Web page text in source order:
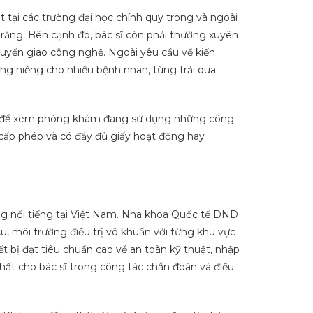
tại các trường đại học chính quy trong và ngoài
Bên cạnh đó, bác sĩ còn phải thường xuyên
giao công nghệ. Ngoài yêu cầu về kiến
niềng cho nhiều bệnh nhân, từng trải qua
xem phòng khám đang sử dụng những công
phép và có đầy đủ giấy hoạt động hay
nổi tiếng tại Việt Nam. Nha khoa Quốc tế DND
môi trường điều trị vô khuẩn với từng khu vực
bị đạt tiêu chuẩn cao về an toàn kỹ thuật, nhập
cho bác sĩ trong công tác chẩn đoán và điều